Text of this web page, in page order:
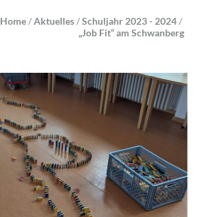
Home/Aktuelles/Schuljahr 2023 - 2024/
„Job Fit“ am Schwanberg